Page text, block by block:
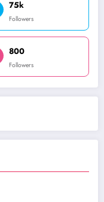
75k
Followers
800
Followers